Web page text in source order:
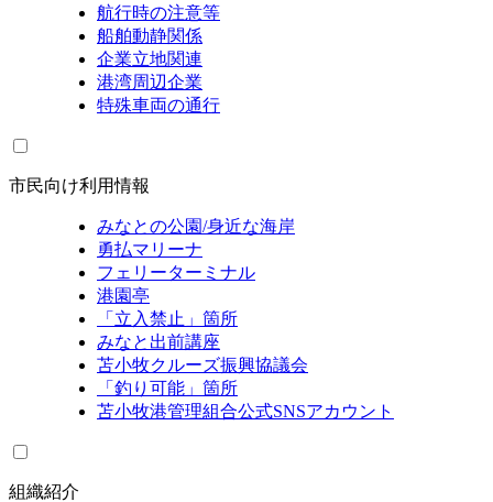
航行時の注意等
船舶動静関係
企業立地関連
港湾周辺企業
特殊車両の通行
市民向け利用情報
みなとの公園/身近な海岸
勇払マリーナ
フェリーターミナル
港園亭
「立入禁止」箇所
みなと出前講座
苫小牧クルーズ振興協議会
「釣り可能」箇所
苫小牧港管理組合公式SNSアカウント
組織紹介